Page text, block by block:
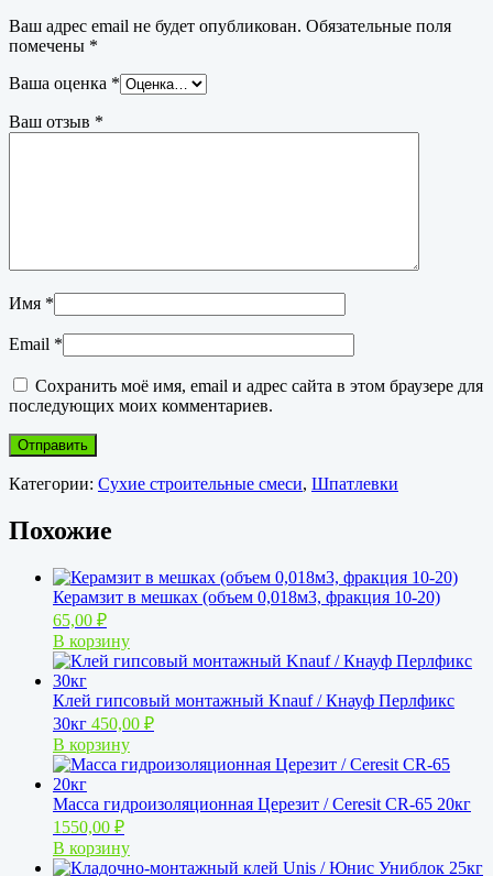
Ваш адрес email не будет опубликован. Обязательные поля
помечены *
Ваша оценка *
Ваш отзыв *
Имя *
Email *
Сохранить моё имя, email и адрес сайта в этом браузере для
последующих моих комментариев.
Категории: Сухие строительные смеси, Шпатлевки
Похожие
Керамзит в мешках (объем 0,018м3, фракция 10-20)
65,00 ₽
В корзину
Клей гипсовый монтажный Knauf / Кнауф Перлфикс
30кг 450,00 ₽
В корзину
Масса гидроизоляционная Церезит / Ceresit СR-65 20кг
1550,00 ₽
В корзину